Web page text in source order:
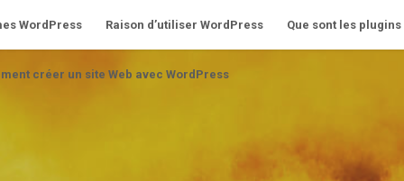
WordPress Raison d’utiliser WordPress Que sont les
créer un site Web avec WordPress